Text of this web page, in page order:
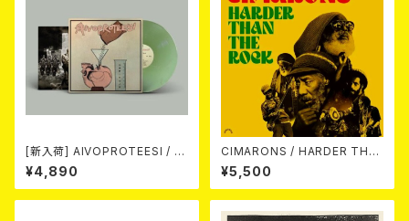
[新入荷] AIVOPROTEESI / U
MPIKUJA (LP / LTD.100 DIE
-HARD COKE BOTTLE GRE
EN VINYL) (ITA / F.O.A.D.)
¥4,890
CIMARONS / HARDER THA
¥5,500